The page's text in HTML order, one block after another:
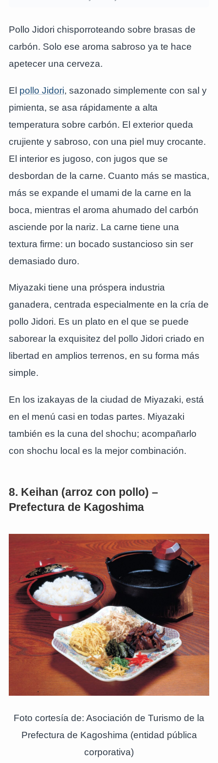
Pollo Jidori chisporroteando sobre brasas de
carbón. Solo ese aroma sabroso ya te hace
apetecer una cerveza.
El pollo Jidori, sazonado simplemente con sal y
pimienta, se asa rápidamente a alta
temperatura sobre carbón. El exterior queda
crujiente y sabroso, con una piel muy crocante.
El interior es jugoso, con jugos que se
desbordan de la carne. Cuanto más se mastica,
más se expande el umami de la carne en la
boca, mientras el aroma ahumado del carbón
asciende por la nariz. La carne tiene una
textura firme: un bocado sustancioso sin ser
demasiado duro.
Miyazaki tiene una próspera industria
ganadera, centrada especialmente en la cría de
pollo Jidori. Es un plato en el que se puede
saborear la exquisitez del pollo Jidori criado en
libertad en amplios terrenos, en su forma más
simple.
En los izakayas de la ciudad de Miyazaki, está
en el menú casi en todas partes. Miyazaki
también es la cuna del shochu; acompañarlo
con shochu local es la mejor combinación.
8. Keihan (arroz con pollo) –
Prefectura de Kagoshima
Foto cortesía de: Asociación de Turismo de la
Prefectura de Kagoshima (entidad pública
corporativa)